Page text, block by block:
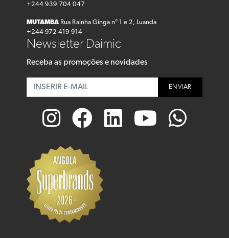
+244 939 704 047
MUTAMBA Rua Rainha Ginga n° 1 e 2, Luanda
+244 972 419 914
Newsletter Daimic
Receba as promoções e novidades
ENVIAR